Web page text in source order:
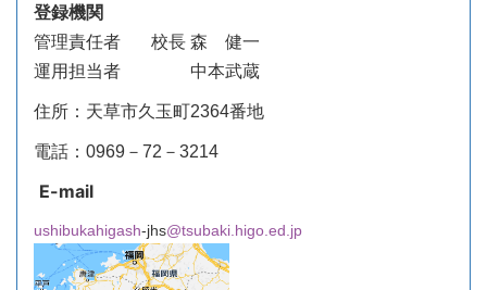
登録機関
管理責任者 校長 森 健一
運用担当者 中本武蔵
住所：天草市久玉町2364番地
電話：0969－72－3214
E-mail
ushibukahigash-jhs@tsubaki.higo.ed.jp